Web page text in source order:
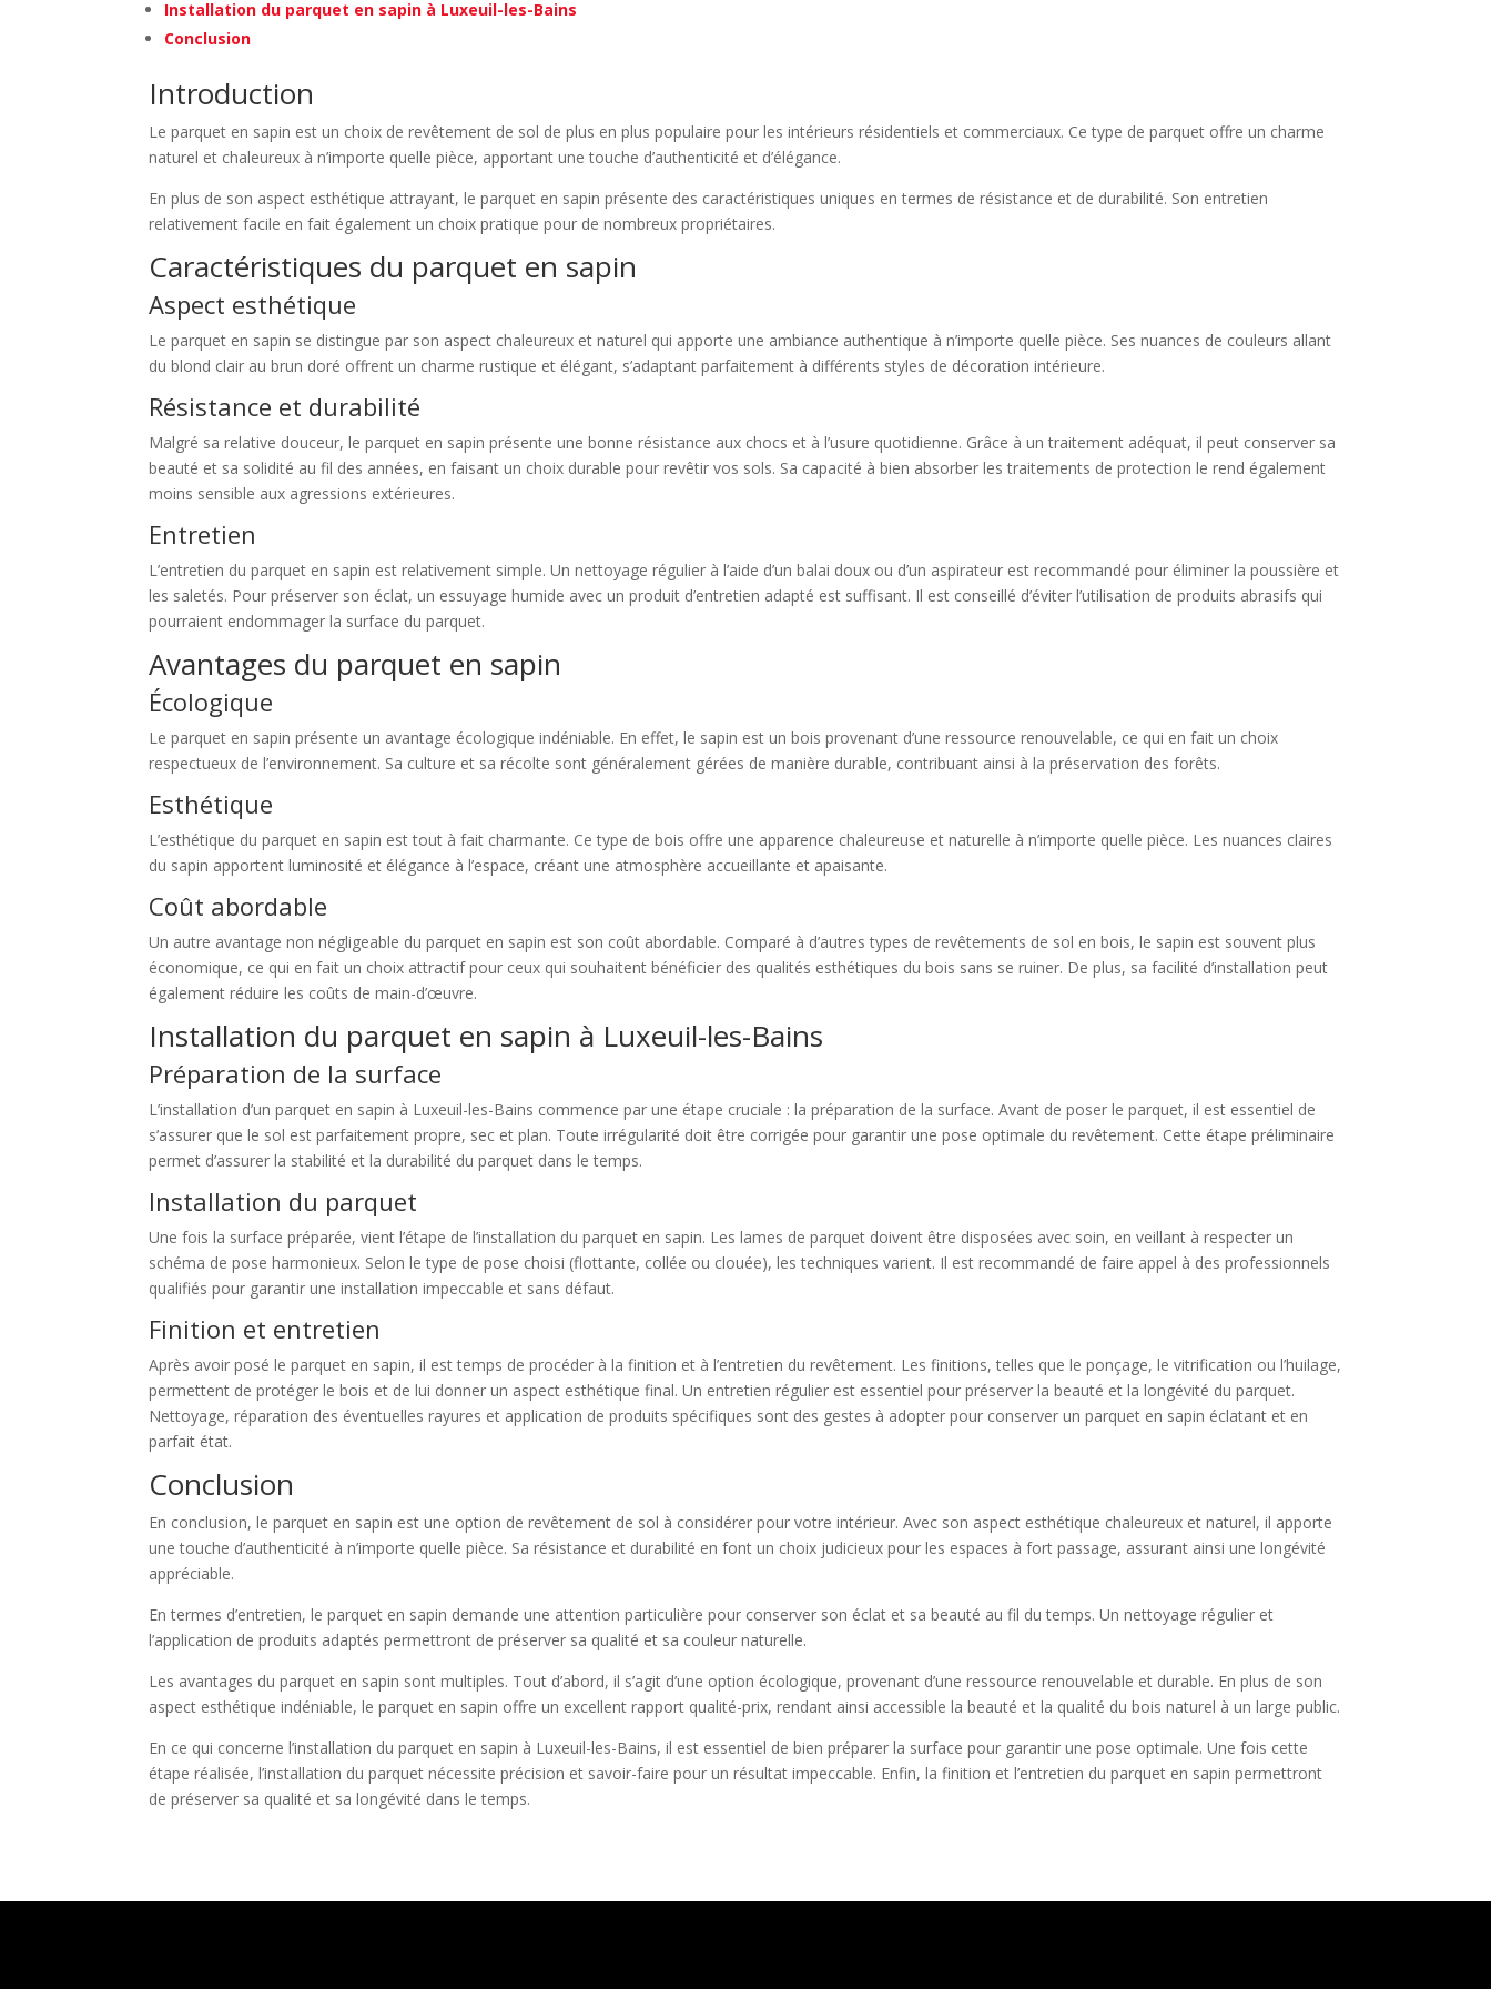
Installation du parquet en sapin à Luxeuil-les-Bains
Conclusion
Introduction
Le parquet en sapin est un choix de revêtement de sol de plus en plus populaire pour les intérieurs résidentiels et commerciaux. Ce type de parquet offre un charme
naturel et chaleureux à n’importe quelle pièce, apportant une touche d’authenticité et d’élégance.
En plus de son aspect esthétique attrayant, le parquet en sapin présente des caractéristiques uniques en termes de résistance et de durabilité. Son entretien
relativement facile en fait également un choix pratique pour de nombreux propriétaires.
Caractéristiques du parquet en sapin
Aspect esthétique
Le parquet en sapin se distingue par son aspect chaleureux et naturel qui apporte une ambiance authentique à n’importe quelle pièce. Ses nuances de couleurs allant
du blond clair au brun doré offrent un charme rustique et élégant, s’adaptant parfaitement à différents styles de décoration intérieure.
Résistance et durabilité
Malgré sa relative douceur, le parquet en sapin présente une bonne résistance aux chocs et à l’usure quotidienne. Grâce à un traitement adéquat, il peut conserver sa
beauté et sa solidité au fil des années, en faisant un choix durable pour revêtir vos sols. Sa capacité à bien absorber les traitements de protection le rend également
moins sensible aux agressions extérieures.
Entretien
L’entretien du parquet en sapin est relativement simple. Un nettoyage régulier à l’aide d’un balai doux ou d’un aspirateur est recommandé pour éliminer la poussière et
les saletés. Pour préserver son éclat, un essuyage humide avec un produit d’entretien adapté est suffisant. Il est conseillé d’éviter l’utilisation de produits abrasifs qui
pourraient endommager la surface du parquet.
Avantages du parquet en sapin
Écologique
Le parquet en sapin présente un avantage écologique indéniable. En effet, le sapin est un bois provenant d’une ressource renouvelable, ce qui en fait un choix
respectueux de l’environnement. Sa culture et sa récolte sont généralement gérées de manière durable, contribuant ainsi à la préservation des forêts.
Esthétique
L’esthétique du parquet en sapin est tout à fait charmante. Ce type de bois offre une apparence chaleureuse et naturelle à n’importe quelle pièce. Les nuances claires
du sapin apportent luminosité et élégance à l’espace, créant une atmosphère accueillante et apaisante.
Coût abordable
Un autre avantage non négligeable du parquet en sapin est son coût abordable. Comparé à d’autres types de revêtements de sol en bois, le sapin est souvent plus
économique, ce qui en fait un choix attractif pour ceux qui souhaitent bénéficier des qualités esthétiques du bois sans se ruiner. De plus, sa facilité d’installation peut
également réduire les coûts de main-d’œuvre.
Installation du parquet en sapin à Luxeuil-les-Bains
Préparation de la surface
L’installation d’un parquet en sapin à Luxeuil-les-Bains commence par une étape cruciale : la préparation de la surface. Avant de poser le parquet, il est essentiel de
s’assurer que le sol est parfaitement propre, sec et plan. Toute irrégularité doit être corrigée pour garantir une pose optimale du revêtement. Cette étape préliminaire
permet d’assurer la stabilité et la durabilité du parquet dans le temps.
Installation du parquet
Une fois la surface préparée, vient l’étape de l’installation du parquet en sapin. Les lames de parquet doivent être disposées avec soin, en veillant à respecter un
schéma de pose harmonieux. Selon le type de pose choisi (flottante, collée ou clouée), les techniques varient. Il est recommandé de faire appel à des professionnels
qualifiés pour garantir une installation impeccable et sans défaut.
Finition et entretien
Après avoir posé le parquet en sapin, il est temps de procéder à la finition et à l’entretien du revêtement. Les finitions, telles que le ponçage, le vitrification ou l’huilage,
permettent de protéger le bois et de lui donner un aspect esthétique final. Un entretien régulier est essentiel pour préserver la beauté et la longévité du parquet.
Nettoyage, réparation des éventuelles rayures et application de produits spécifiques sont des gestes à adopter pour conserver un parquet en sapin éclatant et en
parfait état.
Conclusion
En conclusion, le parquet en sapin est une option de revêtement de sol à considérer pour votre intérieur. Avec son aspect esthétique chaleureux et naturel, il apporte
une touche d’authenticité à n’importe quelle pièce. Sa résistance et durabilité en font un choix judicieux pour les espaces à fort passage, assurant ainsi une longévité
appréciable.
En termes d’entretien, le parquet en sapin demande une attention particulière pour conserver son éclat et sa beauté au fil du temps. Un nettoyage régulier et
l’application de produits adaptés permettront de préserver sa qualité et sa couleur naturelle.
Les avantages du parquet en sapin sont multiples. Tout d’abord, il s’agit d’une option écologique, provenant d’une ressource renouvelable et durable. En plus de son
aspect esthétique indéniable, le parquet en sapin offre un excellent rapport qualité-prix, rendant ainsi accessible la beauté et la qualité du bois naturel à un large public.
En ce qui concerne l’installation du parquet en sapin à Luxeuil-les-Bains, il est essentiel de bien préparer la surface pour garantir une pose optimale. Une fois cette
étape réalisée, l’installation du parquet nécessite précision et savoir-faire pour un résultat impeccable. Enfin, la finition et l’entretien du parquet en sapin permettront
de préserver sa qualité et sa longévité dans le temps.